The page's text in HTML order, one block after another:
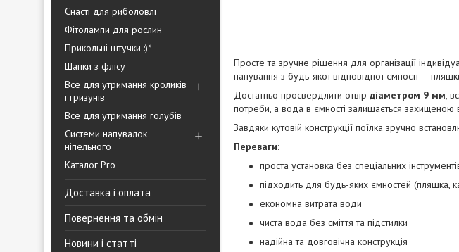
Снасті для риболовлі
Фітолампи для рослин
Прикольні штучки :)*
Шапки з флісу
Все для утримання кроликів
і гризунів
Все для утримання голубів
Системи напувалок
ніпельного
Каталог Pro
Доставка і оплата
Повернення та обмін
Новини і статті
Просте та зручне рішення для організації
напування з будь-якої відповідної ємності —
Достатньо просвердлити отвір діаметром 9 мм,
потреби, а вода в ємності залишається захищеною
Завдяки кутовій конструкції поїлка зручно
Переваги:
проста установка без спеціальних
підходить для будь-яких ємностей (пляшка,
економна витрата води
чиста вода без сміття та підстилки
надійна та довговічна конструкція